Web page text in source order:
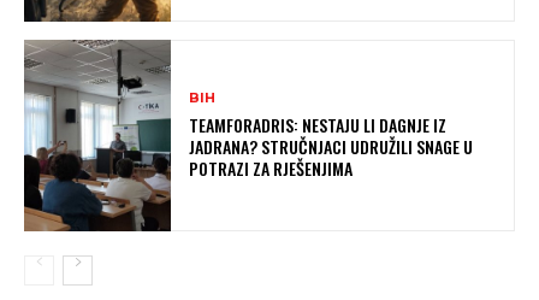
BIH
TEAMFORADRIS: NESTAJU LI DAGNJE IZ
JADRANA? STRUČNJACI UDRUŽILI SNAGE U
POTRAZI ZA RJEŠENJIMA